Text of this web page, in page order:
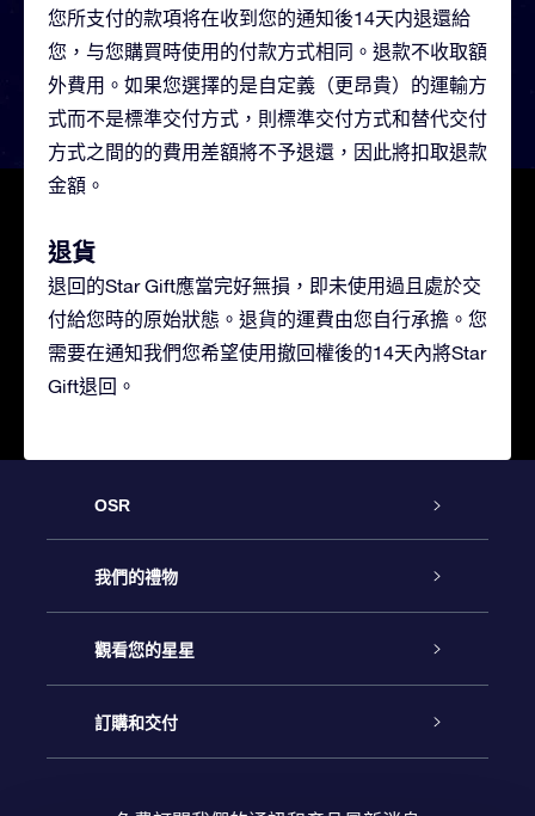
您所支付的款項将在收到您的通知後14天内退還給
您，与您購買時使用的付款方式相同。退款不收取額
外費用。如果您選擇的是自定義（更昂貴）的運輸方
式而不是標準交付方式，則標準交付方式和替代交付
方式之間的的費用差額將不予退還，因此將扣取退款
金額。
退貨
退回的Star Gift應當完好無損，即未使用過且處於交
付給您時的原始狀態。退貨的運費由您自行承擔。您
需要在通知我們您希望使用撤回權後的14天內將Star
Gift退回。
OSR
客戶服務
聯繫我們
博客
我們的禮物
Online Star禮物
OSR禮物包
觀看您的星星
星星注册
訂購和交付